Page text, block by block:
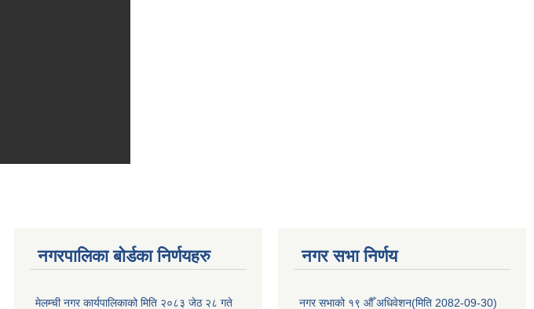
नगरपालिका बोर्डका निर्णयहरु
मेलम्ची नगर कार्यपालिकाको मिति २०८३ जेठ २८ गते
नगर सभा निर्णय
नगर सभाको १९ औँ अधिवेशन(मिति 2082-09-30)